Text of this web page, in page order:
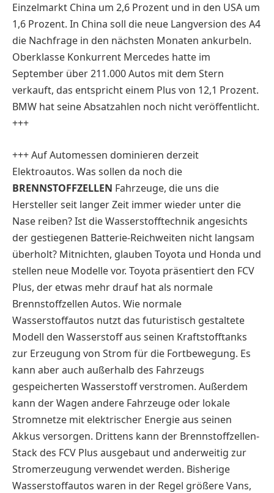
Einzelmarkt China um 2,6 Prozent und in den USA um
1,6 Prozent. In China soll die neue Langversion des A4
die Nachfrage in den nächsten Monaten ankurbeln.
Oberklasse Konkurrent Mercedes hatte im
September über 211.000 Autos mit dem Stern
verkauft, das entspricht einem Plus von 12,1 Prozent.
BMW hat seine Absatzahlen noch nicht veröffentlicht.
+++
+++ Auf Automessen dominieren derzeit
Elektroautos. Was sollen da noch die
BRENNSTOFFZELLEN Fahrzeuge, die uns die
Hersteller seit langer Zeit immer wieder unter die
Nase reiben? Ist die Wasserstofftechnik angesichts
der gestiegenen Batterie-Reichweiten nicht langsam
überholt? Mitnichten, glauben Toyota und Honda und
stellen neue Modelle vor. Toyota präsentiert den FCV
Plus, der etwas mehr drauf hat als normale
Brennstoffzellen Autos. Wie normale
Wasserstoffautos nutzt das futuristisch gestaltete
Modell den Wasserstoff aus seinen Kraftstofftanks
zur Erzeugung von Strom für die Fortbewegung. Es
kann aber auch außerhalb des Fahrzeugs
gespeicherten Wasserstoff verstromen. Außerdem
kann der Wagen andere Fahrzeuge oder lokale
Stromnetze mit elektrischer Energie aus seinen
Akkus versorgen. Drittens kann der Brennstoffzellen-
Stack des FCV Plus ausgebaut und anderweitig zur
Stromerzeugung verwendet werden. Bisherige
Wasserstoffautos waren in der Regel größere Vans,